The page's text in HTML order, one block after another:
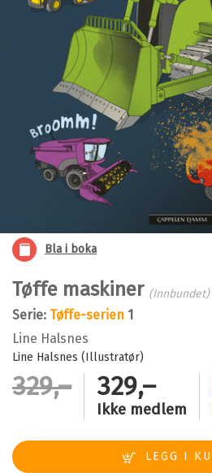
Bla i boka
Tøffe maskiner (Innbundet)
Serie: Tøffe-serien 1
Line Halsnes
Line Halsnes (Illustratør)
329,– 329,–
Ikke medlem